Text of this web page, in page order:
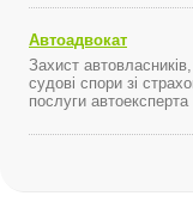
Автоадвокат
Захист
судові спори зі
послуги автоексперта